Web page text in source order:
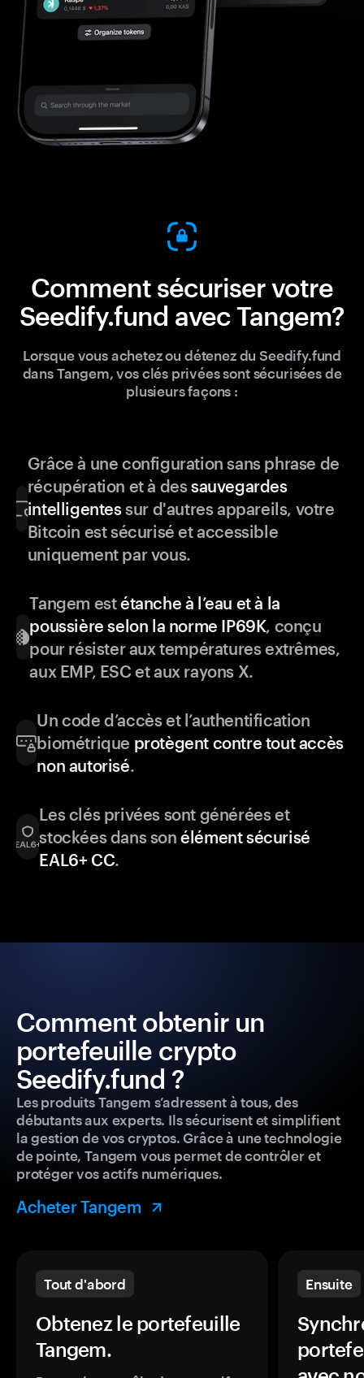
Comment sécuriser votre
Seedify.fund avec Tangem?
Lorsque vous achetez ou détenez du Seedify.fund
dans Tangem, vos clés privées sont sécurisées de
plusieurs façons :
Grâce à une configuration sans phrase de
récupération et à dessauvegardes
intelligentessur d'autres appareils, votre
Bitcoin est sécurisé et accessible
uniquement par vous.
Tangem estétanche à l’eau et à la
poussière selon la norme IP69K, conçu
pour résister aux températures extrêmes,
aux EMP, ESC et aux rayons X.
Un code d’accès et l’authentification
biométrique protègent contre tout accès
non autorisé.
Les clés privées sont générées et
stockées dans sonélément sécurisé
EAL6+ CC.
Comment obtenir un
portefeuille crypto
Seedify.fund ?
Les produits Tangem s’adressent à tous, des
débutants aux experts. Ils sécurisent et simplifient
la gestion de vos cryptos. Grâce à une technologie
de pointe, Tangem vous permet de contrôler et
protéger vos actifs numériques.
Acheter Tangem
Tout d'abord
Obtenez le portefeuille
Tangem.
Ensuite